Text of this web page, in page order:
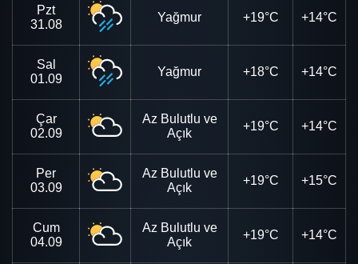
Pzt
31.08
Yağmur +19°C +14°C
Sal
01.09
Yağmur +18°C +14°C
Çar
02.09
Az Bulutlu ve
Açık
+19°C +14°C
Per
03.09
Az Bulutlu ve
Açık
+19°C +15°C
Cum
04.09
Az Bulutlu ve
Açık
+19°C +14°C